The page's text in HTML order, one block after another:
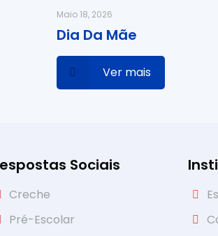
Maio 18, 2026
Dia Da Mãe
Ver mais
Sociais
Creche
Pré-Escolar